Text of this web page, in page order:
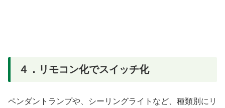
４．リモコン化でスイッチ化
ペンダントランプや、シーリングライトなど、種類別にリ